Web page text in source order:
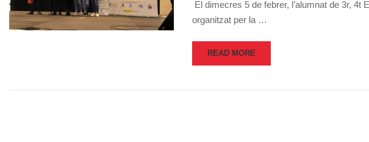
El dimecres 5 de febrer, l’alumnat de 3r,
organitzat per la …
READ MORE